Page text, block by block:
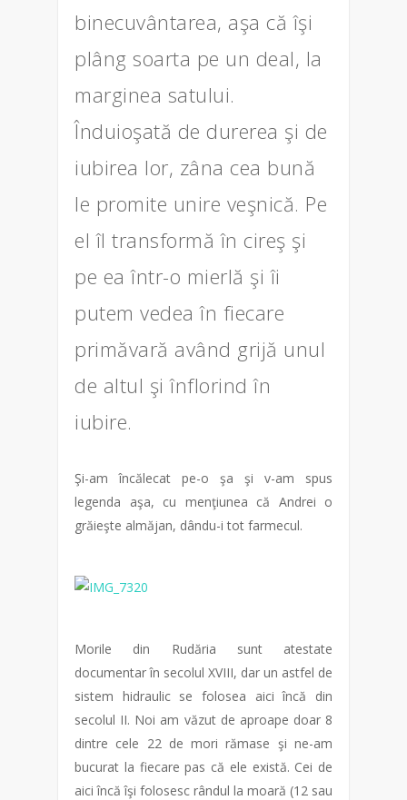
binecuvântarea, aşa că îşi
plâng soarta pe un deal, la
marginea satului.
Înduioşată de durerea şi de
iubirea lor, zâna cea bună
le promite unire veşnică. Pe
el îl transformă în cireş şi
pe ea într-o mierlă şi îi
putem vedea în fiecare
primăvară având grijă unul
de altul şi înflorind în
iubire.
Şi-am încălecat pe-o şa şi v-am spus
legenda aşa, cu menţiunea că Andrei o
grăieşte almăjan, dându-i tot farmecul.
Morile din Rudăria sunt atestate
documentar în secolul XVIII, dar un astfel de
sistem hidraulic se folosea aici încă din
secolul II. Noi am văzut de aproape doar 8
dintre cele 22 de mori rămase şi ne-am
bucurat la fiecare pas că ele există. Cei de
aici încă îşi folosesc rândul la moară (12 sau